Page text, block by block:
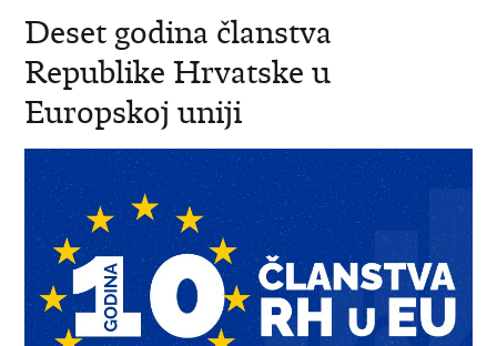
Deset godina članstva
Republike Hrvatske u
Europskoj uniji